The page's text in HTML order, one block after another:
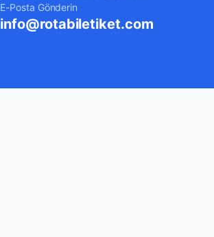
E-Posta Gönderin
info@rotabiletiket.com